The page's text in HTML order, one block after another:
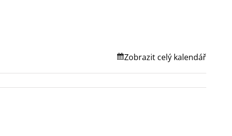
Zobrazit celý kalendář